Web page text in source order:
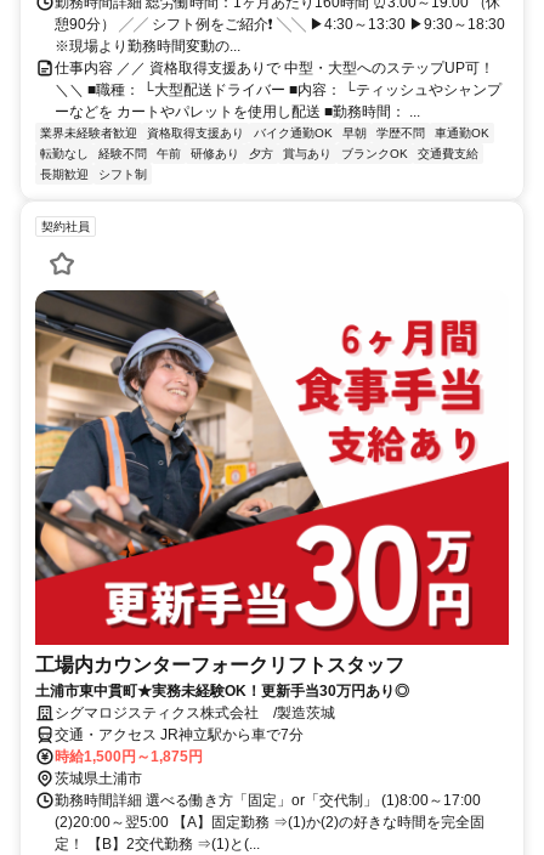
憩90分） ╱╱ シフト例をご紹介❗ ╲╲ ▶4:30～13:30 ▶9:30～18:30
※現場より勤務時間変動の...
仕事内容 ／／ 資格取得支援ありで 中型・大型へのステップUP可！
＼＼ ■職種： └大型配送ドライバー ■内容： └ティッシュやシャンプ
ーなどを カートやパレットを使用し配送 ■勤務時間： ...
業界未経験者歓迎 資格取得支援あり バイク通勤OK 早朝 学歴不問
車通勤OK
転勤なし
経験不問 午前 研修あり 夕方 賞与あり ブランクOK
交通費支給
長期歓迎
シフト制
契約社員
工場内カウンターフォークリフトスタッフ
土浦市東中貫町★実務未経験OK！更新手当30万円あり◎
シグマロジスティクス株式会社 /製造茨城
交通・アクセス JR神立駅から車で7分
時給1,500円～1,875円
茨城県土浦市
勤務時間詳細 選べる働き方「固定」or「交代制」 (1)8:00～17:00
(2)20:00～翌5:00 【A】固定勤務 ⇒(1)か(2)の好きな時間を完全固
定！ 【B】2交代勤務 ⇒(1)と(...